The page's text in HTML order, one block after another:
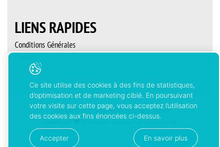
LIENS RAPIDES
Conditions Générales
Copyright © 2026 Delémont’BD. Tous droits réservés
Ce site utilise des cookies à des fins de statistiques,
d’optimisation et de marketing ciblé. En poursuivant
votre visite sur cette page, vous acceptez l’utilisation
des cookies aux fins énoncées ci-dessus.
Accepter En savoir plus